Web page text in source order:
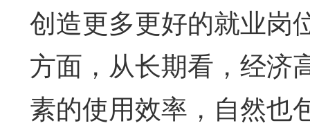
创造更多更好的就业岗
方面，从长期看，经济
素的使用效率，自然也